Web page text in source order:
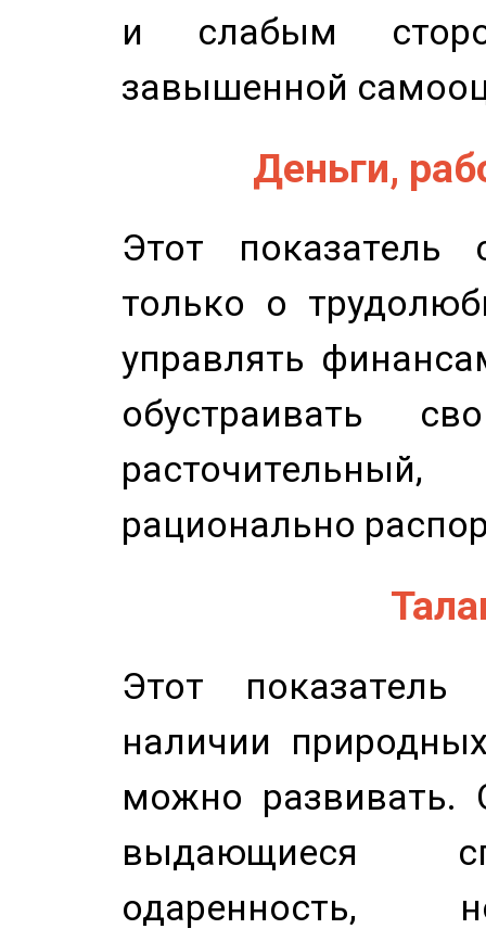
и слабым
завышенной
Деньги,
Этот показатель
только о
управлять
обустраивать
рационально
Этот показатель
наличии
можно развивать.
выдающиеся
одаренность,